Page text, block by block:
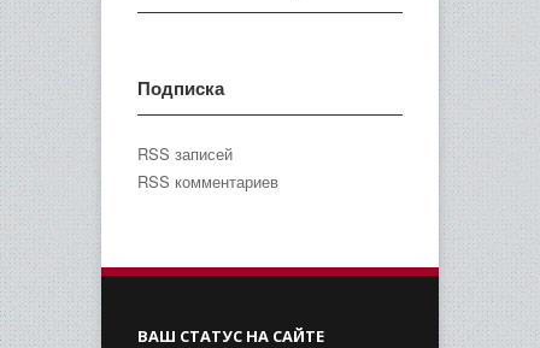
Подписка
RSS записей
RSS комментариев
ВАШ СТАТУС НА САЙТЕ